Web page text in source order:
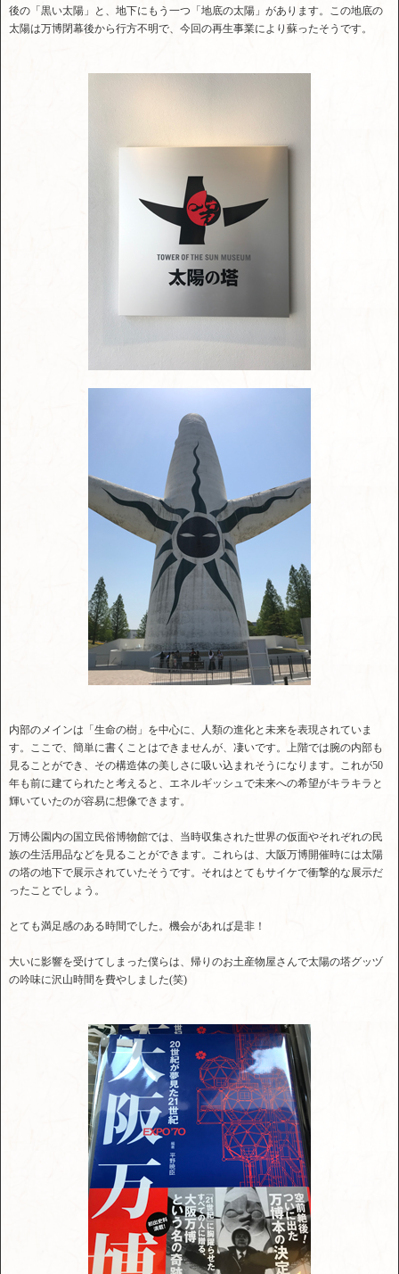
後の「黒い太陽」と、地下にもう一つ「地底の太陽」があります。この地底の
太陽は万博閉幕後から行方不明で、今回の再生事業により蘇ったそうです。
内部のメインは「生命の樹」を中心に、人類の進化と未来を表現されていま
す。ここで、簡単に書くことはできませんが、凄いです。上階では腕の内部も
見ることができ、その構造体の美しさに吸い込まれそうになります。これが50
年も前に建てられたと考えると、エネルギッシュで未来への希望がキラキラと
輝いていたのが容易に想像できます。
万博公園内の国立民俗博物館では、当時収集された世界の仮面やそれぞれの民
族の生活用品などを見ることができます。これらは、大阪万博開催時には太陽
の塔の地下で展示されていたそうです。それはとてもサイケで衝撃的な展示だ
ったことでしょう。
とても満足感のある時間でした。機会があれば是非！
大いに影響を受けてしまった僕らは、帰りのお土産物屋さんで太陽の塔グッヅ
の吟味に沢山時間を費やしました(笑)